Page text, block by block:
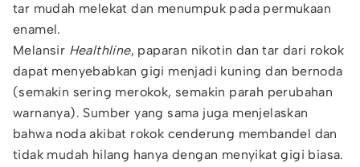
tar mudah melekat dan menumpuk pada permukaan
enamel.
Melansir Healthline, paparan nikotin dan tar dari rokok
dapat menyebabkan gigi menjadi kuning dan bernoda
(semakin sering merokok, semakin parah perubahan
warnanya). Sumber yang sama juga menjelaskan
bahwa noda akibat rokok cenderung membandel dan
tidak mudah hilang hanya dengan menyikat gigi biasa.